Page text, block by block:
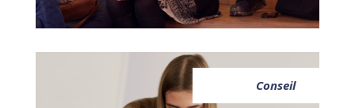
Conseil